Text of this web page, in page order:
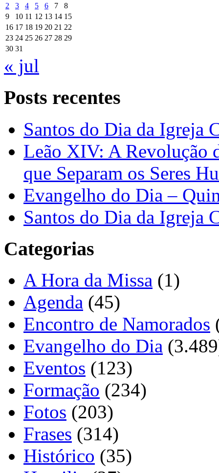
2
3 4 5 6 7
8
9
10 11 12 13 14 15
16 17 18 19 20 21 22
23 24 25 26 27 28 29
30 31
« jul
Posts recentes
Santos do Dia da Igreja
Leão XIV: A Revolução
que Separam os Seres
Evangelho do Dia –
Santos do Dia da Igreja
Categorias
A Hora da Missa (1)
Agenda (45)
Encontro de Namorados
Evangelho do Dia
Eventos (123)
Formação (234)
Fotos (203)
Frases (314)
Histórico (35)